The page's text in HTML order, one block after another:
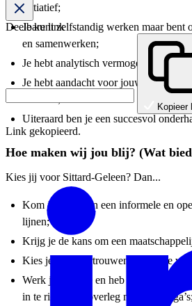
initiatief;
Je kunt zelfstandig werken maar bent
en samenwerken;
Je hebt analytisch vermogen en gaat
Je hebt aandacht voor jouw
Uiteraard ben je een succesvol
Hoe maken wij jou blij? (Wat
Kies jij voor Sittard-Geleen? Dan...
Kom je terecht in een informele en
lijnen;
Krijg je de kans om een
Kies je voor vertrouwen en ruimte
Werk je hybride en heb je de ruimte
in te richten in overleg met je collega’s;
Deelbare link
Kopieer
Link gekopieerd.